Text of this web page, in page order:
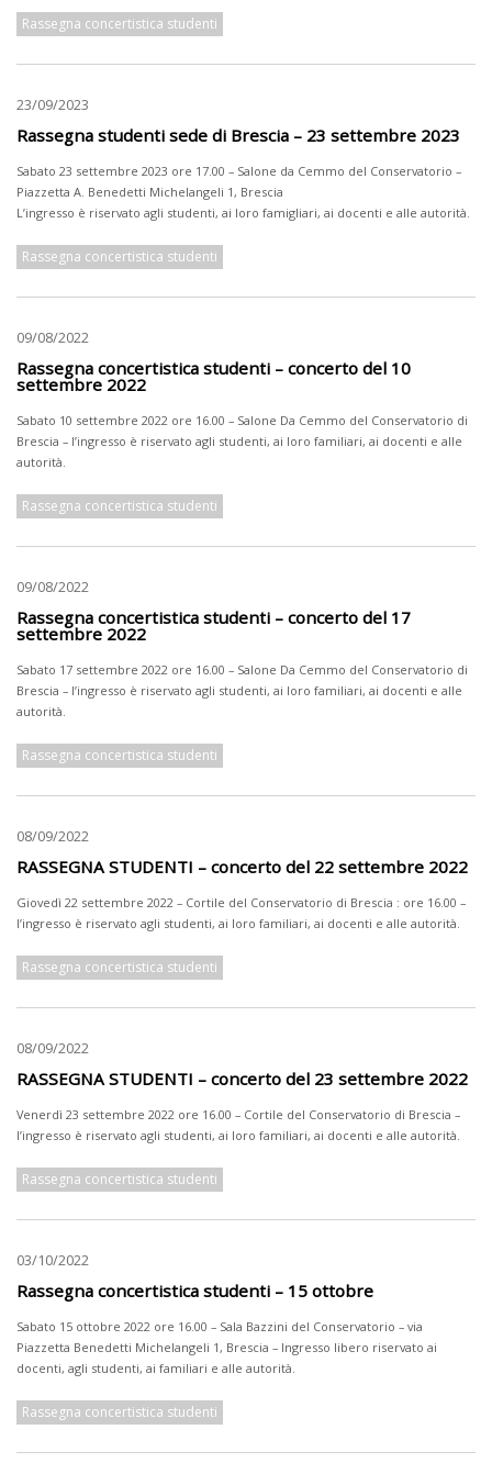
Rassegna concertistica studenti
23/09/2023
Rassegna studenti sede di Brescia – 23 settembre 2023
Sabato 23 settembre 2023 ore 17.00 – Salone da Cemmo del Conservatorio –
Piazzetta A. Benedetti Michelangeli 1, Brescia
L’ingresso è riservato agli studenti, ai loro famigliari, ai docenti e alle autorità.
Rassegna concertistica studenti
09/08/2022
Rassegna concertistica studenti – concerto del 10
settembre 2022
Sabato 10 settembre 2022 ore 16.00 – Salone Da Cemmo del Conservatorio di
Brescia – l’ingresso è riservato agli studenti, ai loro familiari, ai docenti e alle
autorità.
Rassegna concertistica studenti
09/08/2022
Rassegna concertistica studenti – concerto del 17
settembre 2022
Sabato 17 settembre 2022 ore 16.00 – Salone Da Cemmo del Conservatorio di
Brescia – l’ingresso è riservato agli studenti, ai loro familiari, ai docenti e alle
autorità.
Rassegna concertistica studenti
08/09/2022
RASSEGNA STUDENTI – concerto del 22 settembre 2022
Giovedì 22 settembre 2022 – Cortile del Conservatorio di Brescia : ore 16.00 –
l’ingresso è riservato agli studenti, ai loro familiari, ai docenti e alle autorità.
Rassegna concertistica studenti
08/09/2022
RASSEGNA STUDENTI – concerto del 23 settembre 2022
Venerdì 23 settembre 2022 ore 16.00 – Cortile del Conservatorio di Brescia –
l’ingresso è riservato agli studenti, ai loro familiari, ai docenti e alle autorità.
Rassegna concertistica studenti
03/10/2022
Rassegna concertistica studenti – 15 ottobre
Sabato 15 ottobre 2022 ore 16.00 – Sala Bazzini del Conservatorio – via
Piazzetta Benedetti Michelangeli 1, Brescia – Ingresso libero riservato ai
docenti, agli studenti, ai familiari e alle autorità.
Rassegna concertistica studenti